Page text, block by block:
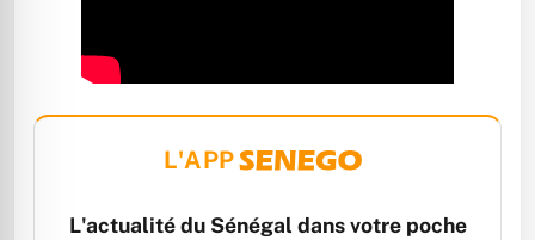
L'APP
L'actualité du Sénégal dans votre poche